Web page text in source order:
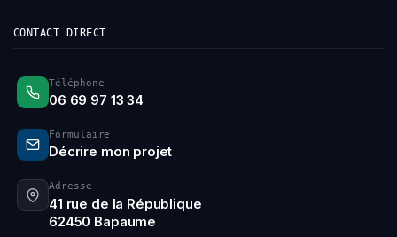
CONTACT DIRECT
Téléphone
06 69 97 13 34
Formulaire
Décrire mon projet
Adresse
41 rue de la République
62450 Bapaume